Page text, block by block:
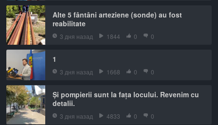
Alte 5 fântâni arteziene (sonde) au fost
reabilitate
3 дня назад 1844 0 0
1
3 дня назад 1668 0 0
Și pompierii sunt la fața locului. Revenim cu
detalii.
3 дня назад 4833 0 0